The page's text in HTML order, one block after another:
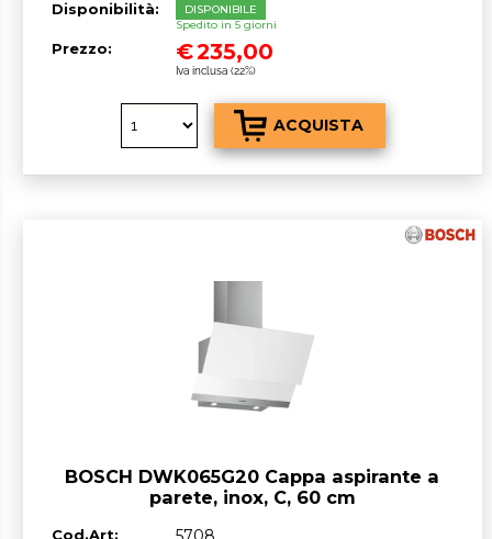
Disponibilità:
DISPONIBILE
Spedito in 5 giorni
Prezzo: €235,00
Iva inclusa (22%)
BOSCH DWK065G20 Cappa aspirante a
parete, inox, C, 60 cm
Cod.Art: